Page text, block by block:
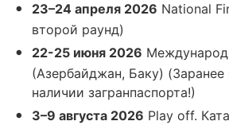
23–24 апреля 2026 National
второй раунд)
22-25 июня 2026
(Азербайджан, Баку) (Заранее
наличии загранпаспорта!)
3–9 августа 2026 Play off.